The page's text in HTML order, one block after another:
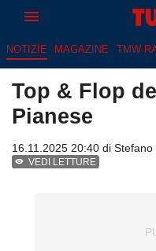
NOTIZIE MAGAZINE TMW
Top & Flop
Pianese
16.11.2025 20:40 di Stefano
VEDI LETTURE